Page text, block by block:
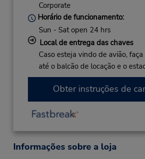
Corporate
Horário de funcionamento:
Sun - Sat open 24 hrs
Local de entrega das chaves
Caso esteja vindo de avião,
até o balcão de locação e o
Obter instruções de
Informações sobre a loja